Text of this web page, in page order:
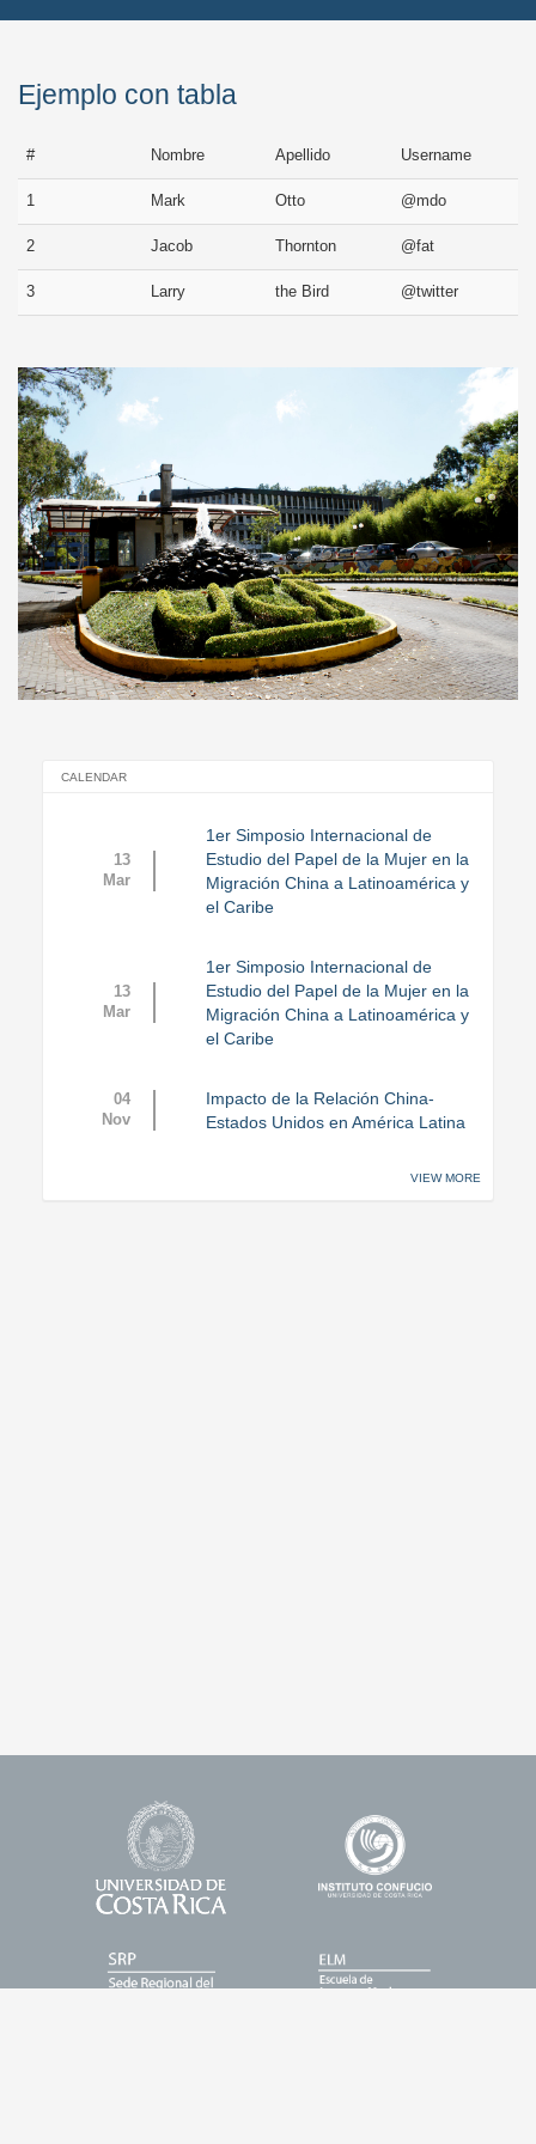
Ejemplo con tabla
# Nombre Apellido Username
1 Mark Otto @mdo
2 Jacob Thornton @fat
3 Larry the Bird @twitter
CALENDAR
13
Mar
1er Simposio Internacional de
Estudio del Papel de la Mujer en la
Migración China a Latinoamérica y
el Caribe
13
Mar
1er Simposio Internacional de
Estudio del Papel de la Mujer en la
Migración China a Latinoamérica y
el Caribe
04
Nov
Impacto de la Relación China-
Estados Unidos en América Latina
VIEW MORE
Universidad
de
Costa
Rica
Enlace
1